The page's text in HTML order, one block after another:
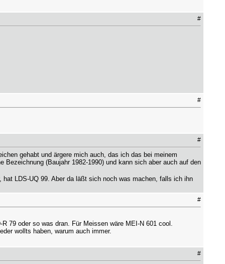
#
#
#
gehabt und ärgere mich auch, das ich das bei meinem
(Baujahr 1982-1990) und kann sich aber auch auf den
LDS-UQ 99. Aber da läßt sich noch was machen, falls ich ihn
#
79 oder so was dran. Für Meissen wäre MEI-N 601 cool.
wollts haben, warum auch immer.
#